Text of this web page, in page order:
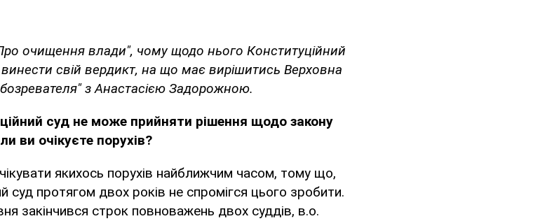
очищення влади", чому щодо нього Конституційний
свій вердикт, на що має вирішитись Верховна
з Анастасією Задорожною.
суд не може прийняти рішення щодо закону
ви очікуєте порухів?
якихось порухів найближчим часом, тому що,
суд протягом двох років не спромігся цього зробити.
закінчився строк повноважень двох суддів, в.о.